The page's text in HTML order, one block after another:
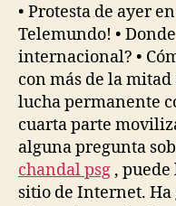
• Protesta de ayer
Telemundo! •
internacional? •
con más de la
lucha permanente
cuarta parte
alguna pregunta
chandal psg ,
sitio de Internet.